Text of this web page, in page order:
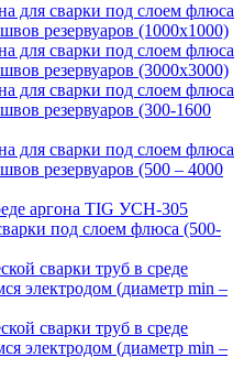
для сварки под слоем флюса
резервуаров (1000х1000)
для сварки под слоем флюса
резервуаров (3000х3000)
для сварки под слоем флюса
резервуаров (300-1600
для сварки под слоем флюса
резервуаров (500 – 4000
аргона TIG УСН-305
под слоем флюса (500-
сварки труб в среде
электродом (диаметр min –
сварки труб в среде
электродом (диаметр min –